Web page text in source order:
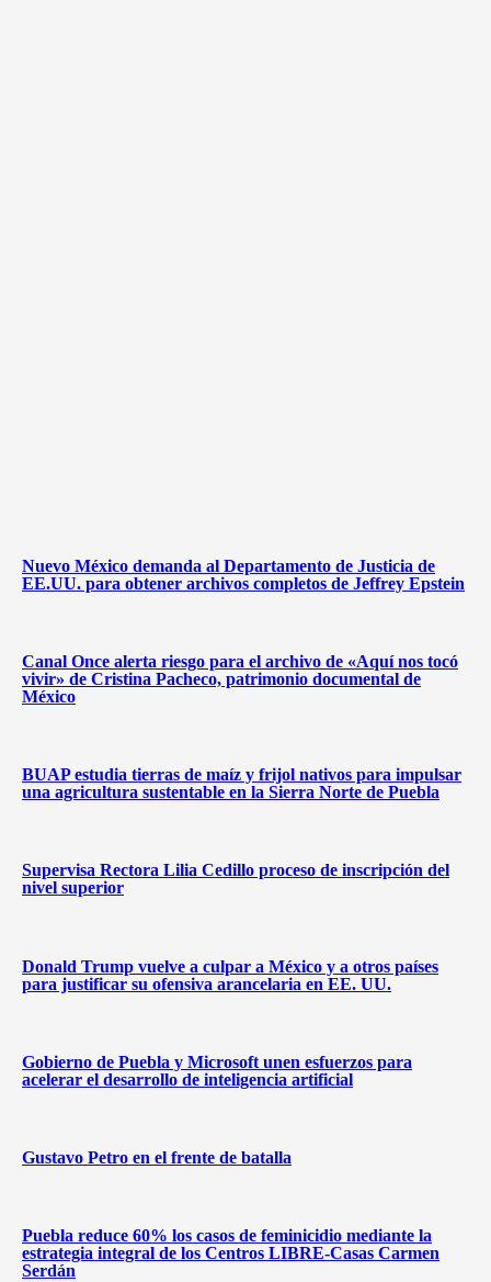
Nuevo México demanda al Departamento de Justicia de
EE.UU. para obtener archivos completos de Jeffrey Epstein
Canal Once alerta riesgo para el archivo de «Aquí nos tocó
vivir» de Cristina Pacheco, patrimonio documental de
México
BUAP estudia tierras de maíz y frijol nativos para impulsar
una agricultura sustentable en la Sierra Norte de Puebla
Supervisa Rectora Lilia Cedillo proceso de inscripción del
nivel superior
Donald Trump vuelve a culpar a México y a otros países
para justificar su ofensiva arancelaria en EE. UU.
Gobierno de Puebla y Microsoft unen esfuerzos para
acelerar el desarrollo de inteligencia artificial
Gustavo Petro en el frente de batalla
Puebla reduce 60% los casos de feminicidio mediante la
estrategia integral de los Centros LIBRE-Casas Carmen
Serdán